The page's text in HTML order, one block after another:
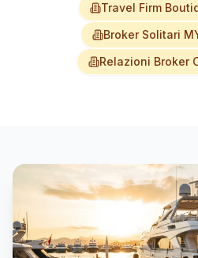
Travel Firm
Broker Solitari
Relazioni Broker